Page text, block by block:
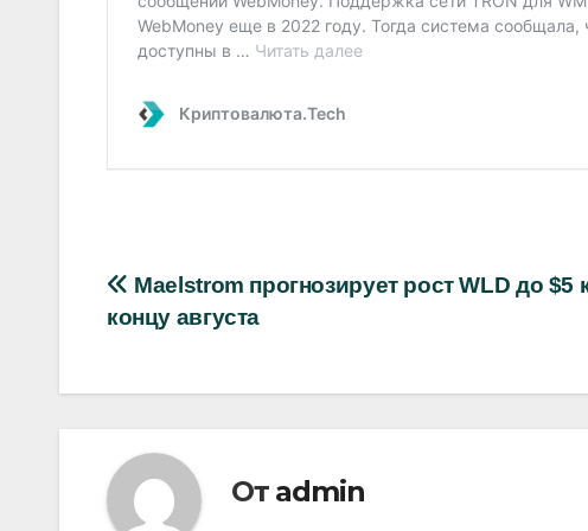
Навигация
записям
Maelstrom прогнозирует рост WLD до $5
концу августа
От admin